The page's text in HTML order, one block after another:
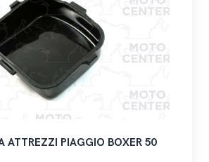
ATTREZZI PIAGGIO BOXER 50